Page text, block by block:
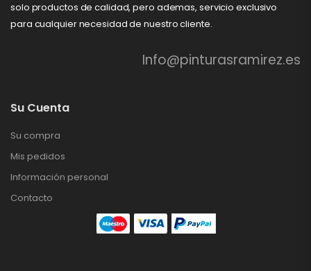
solo productos de calidad, pero ademas, servicio exclusivo
para cualquier necesidad de nuestro cliente.
Info@pinturasramirez.es
Su Cuenta
Su compra
Mis pedidos
Información personal
Contacto